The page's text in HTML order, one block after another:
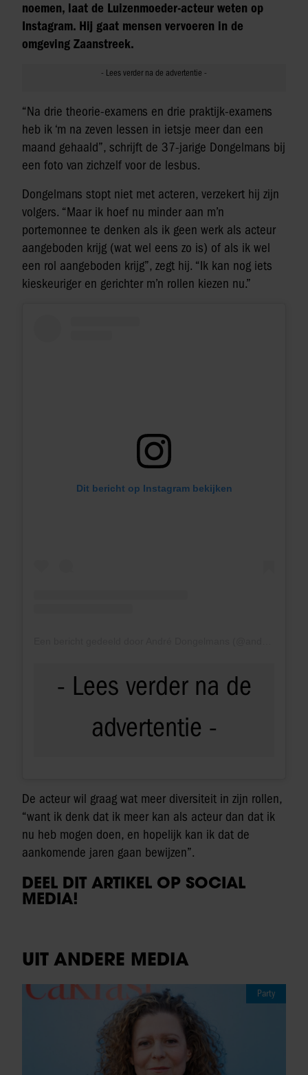
noemen, laat de Luizenmoeder-acteur weten op
Instagram. Hij gaat mensen vervoeren in de
omgeving Zaanstreek.
“Na drie theorie-examens en drie praktijk-examens
heb ik ‘m na zeven lessen in ietsje meer dan een
maand gehaald”, schrijft de 37-jarige Dongelmans bij
een foto van zichzelf voor de lesbus.
Dongelmans stopt niet met acteren, verzekert hij zijn
volgers. “Maar ik hoef nu minder aan m’n
portemonnee te denken als ik geen werk als acteur
aangeboden krijg (wat wel eens zo is) of als ik wel
een rol aangeboden krijg”, zegt hij. “Ik kan nog iets
kieskeuriger en gerichter m’n rollen kiezen nu.”
Dit bericht op Instagram bekijken
De acteur wil graag wat meer diversiteit in zijn rollen,
“want ik denk dat ik meer kan als acteur dan dat ik
nu heb mogen doen, en hopelijk kan ik dat de
aankomende jaren gaan bewijzen”.
DEEL DIT ARTIKEL OP SOCIAL
MEDIA!
UIT ANDERE MEDIA
Party